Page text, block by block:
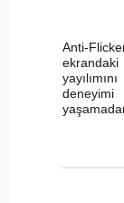
Anti-